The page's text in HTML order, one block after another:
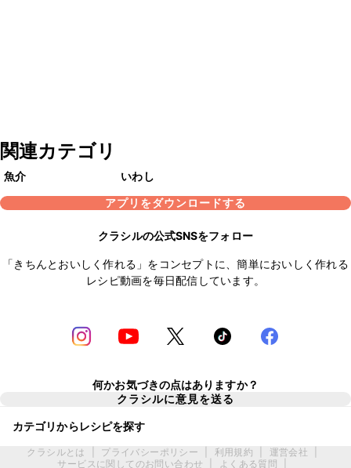
関連カテゴリ
魚介
いわし
アプリをダウンロードする
クラシルの公式SNSをフォロー
「きちんとおいしく作れる」をコンセプトに、簡単においしく作れる
レシピ動画を毎日配信しています。
何かお気づきの点はありますか？
クラシルに意見を送る
カテゴリからレシピを探す
クラシルとは プライバシーポリシー 利用規約 運営会社
サービスに関してのお問い合わせ
よくある質問